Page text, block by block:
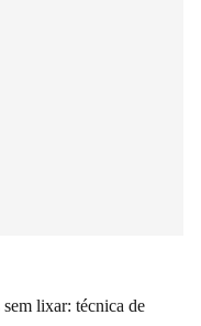
lixar: técnica de